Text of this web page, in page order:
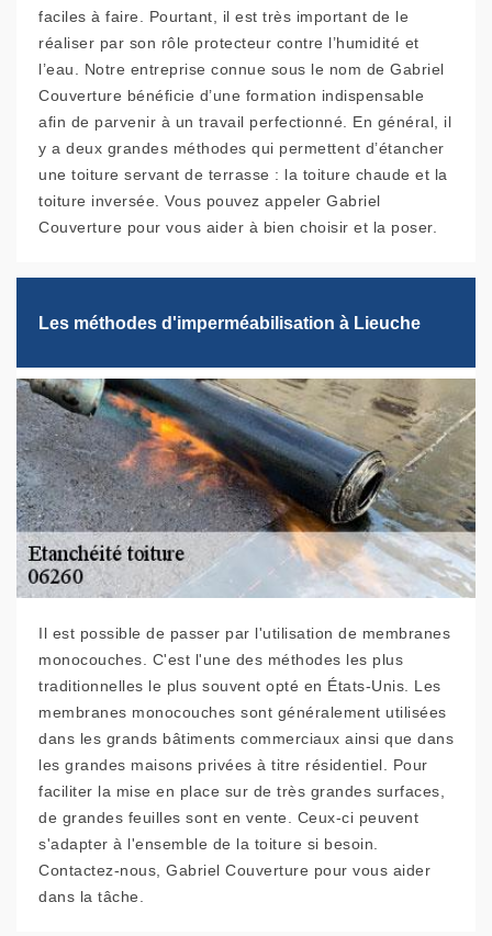
faciles à faire. Pourtant, il est très important de le
réaliser par son rôle protecteur contre l’humidité et
l’eau. Notre entreprise connue sous le nom de Gabriel
Couverture bénéficie d’une formation indispensable
afin de parvenir à un travail perfectionné. En général, il
y a deux grandes méthodes qui permettent d’étancher
une toiture servant de terrasse : la toiture chaude et la
toiture inversée. Vous pouvez appeler Gabriel
Couverture pour vous aider à bien choisir et la poser.
Les méthodes d'imperméabilisation à Lieuche
Il est possible de passer par l'utilisation de membranes
monocouches. C'est l'une des méthodes les plus
traditionnelles le plus souvent opté en États-Unis. Les
membranes monocouches sont généralement utilisées
dans les grands bâtiments commerciaux ainsi que dans
les grandes maisons privées à titre résidentiel. Pour
faciliter la mise en place sur de très grandes surfaces,
de grandes feuilles sont en vente. Ceux-ci peuvent
s'adapter à l'ensemble de la toiture si besoin.
Contactez-nous, Gabriel Couverture pour vous aider
dans la tâche.